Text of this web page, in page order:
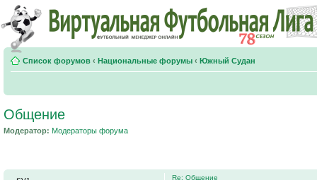
Список форумов ‹ Национальные форумы ‹ Южный Судан
Общение
Модератор: Модераторы форума
Re: Общение